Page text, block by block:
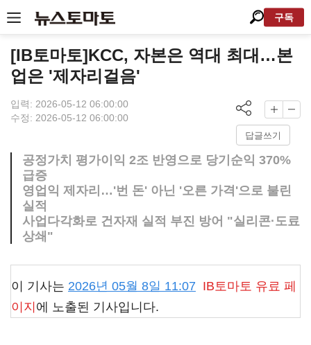
구독
[IB토마토]KCC, 자본은 역대 최대…본
업은 '제자리걸음'
입력: 2026-05-12 06:00:00
수정: 2026-05-12 06:00:00
답글쓰기
공정가치 평가이익 2조 반영으로 당기순익 370%
급증
영업익 제자리…'번 돈' 아닌 '오른 가격'으로 불린
실적
사업다각화로 건자재 실적 부진 방어 "실리콘·도료
상쇄"
이 기사는 2026년 05월 8일 11:07 IB토마토 유료 페
이지 에 노출된 기사입니다.